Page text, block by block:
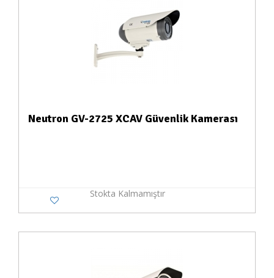
Neutron GV-2725 XCAV Güvenlik Kamerası
Stokta Kalmamıştır